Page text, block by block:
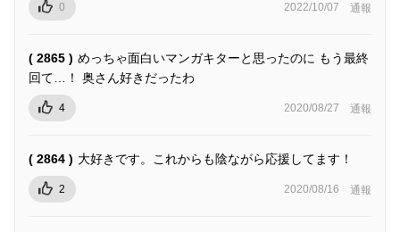
0 2022/10/07 通報
( 2865 ) めっちゃ面白いマンガキターと思ったのに もう最終
回て…！ 奥さん好きだったわ
4 2020/08/27 通報
( 2864 ) 大好きです。これからも陰ながら応援してます！
2 2020/08/16 通報